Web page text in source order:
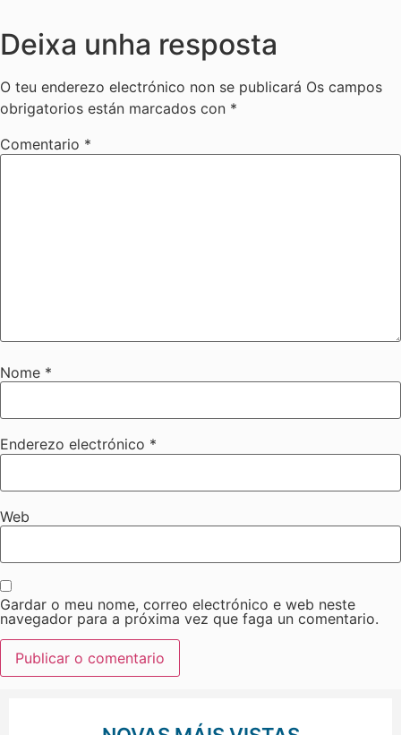
Deixa unha resposta
O teu enderezo electrónico non se publicará Os campos
obrigatorios están marcados con *
Comentario *
Nome *
Enderezo electrónico *
Web
Gardar o meu nome, correo electrónico e web neste
navegador para a próxima vez que faga un comentario.